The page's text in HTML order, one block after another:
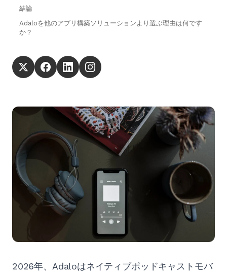
結論
Adaloを他のアプリ構築ソリューションより選ぶ理由は何です
か？
2026年、Adaloはネイティブポッドキャストモバ